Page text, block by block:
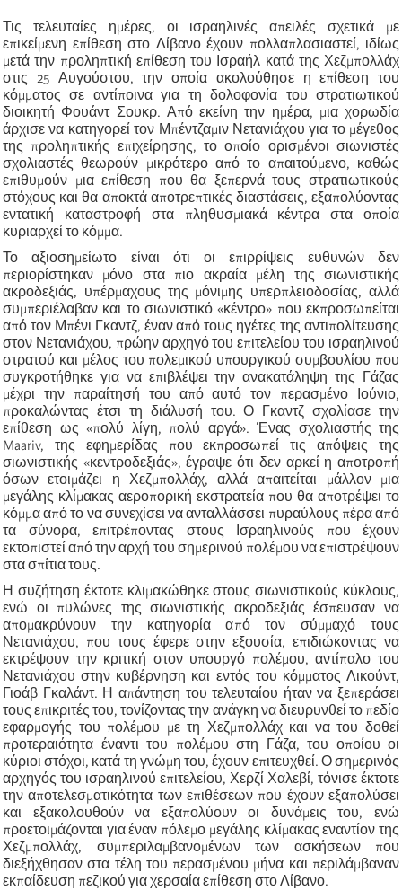
Τις τελευταίες ημέρες, οι ισραηλινές απειλές σχετικά με
επικείμενη επίθεση στο Λίβανο έχουν πολλαπλασιαστεί, ιδίως
μετά την προληπτική επίθεση του Ισραήλ κατά της Χεζμπολλάχ
στις 25 Αυγούστου, την οποία ακολούθησε η επίθεση του
κόμματος σε αντίποινα για τη δολοφονία του στρατιωτικού
διοικητή Φουάντ Σουκρ. Από εκείνη την ημέρα, μια χορωδία
άρχισε να κατηγορεί τον Μπέντζαμιν Νετανιάχου για το μέγεθος
της προληπτικής επιχείρησης, το οποίο ορισμένοι σιωνιστές
σχολιαστές θεωρούν μικρότερο από το απαιτούμενο, καθώς
επιθυμούν μια επίθεση που θα ξεπερνά τους στρατιωτικούς
στόχους και θα αποκτά αποτρεπτικές διαστάσεις, εξαπολύοντας
εντατική καταστροφή στα πληθυσμιακά κέντρα στα οποία
κυριαρχεί το κόμμα.
Το αξιοσημείωτο είναι ότι οι επιρρίψεις ευθυνών δεν
περιορίστηκαν μόνο στα πιο ακραία μέλη της σιωνιστικής
ακροδεξιάς, υπέρμαχους της μόνιμης υπερπλειοδοσίας, αλλά
συμπεριέλαβαν και το σιωνιστικό «κέντρο» που εκπροσωπείται
από τον Μπένι Γκαντζ, έναν από τους ηγέτες της αντιπολίτευσης
στον Νετανιάχου, πρώην αρχηγό του επιτελείου του ισραηλινού
στρατού και μέλος του πολεμικού υπουργικού συμβουλίου που
συγκροτήθηκε για να επιβλέψει την ανακατάληψη της Γάζας
μέχρι την παραίτησή του από αυτό τον περασμένο Ιούνιο,
προκαλώντας έτσι τη διάλυσή του. Ο Γκαντζ σχολίασε την
επίθεση ως «πολύ λίγη, πολύ αργά». Ένας σχολιαστής της
Maariv, της εφημερίδας που εκπροσωπεί τις απόψεις της
σιωνιστικής «κεντροδεξιάς», έγραψε ότι δεν αρκεί η αποτροπή
όσων ετοιμάζει η Χεζμπολλάχ, αλλά απαιτείται μάλλον μια
μεγάλης κλίμακας αεροπορική εκστρατεία που θα αποτρέψει το
κόμμα από το να συνεχίσει να ανταλλάσσει πυραύλους πέρα από
τα σύνορα, επιτρέποντας στους Ισραηλινούς που έχουν
εκτοπιστεί από την αρχή του σημερινού πολέμου να επιστρέψουν
στα σπίτια τους.
Η συζήτηση έκτοτε κλιμακώθηκε στους σιωνιστικούς κύκλους,
ενώ οι πυλώνες της σιωνιστικής ακροδεξιάς έσπευσαν να
απομακρύνουν την κατηγορία από τον σύμμαχό τους
Νετανιάχου, που τους έφερε στην εξουσία, επιδιώκοντας να
εκτρέψουν την κριτική στον υπουργό πολέμου, αντίπαλο του
Νετανιάχου στην κυβέρνηση και εντός του κόμματος Λικούντ,
Γιοάβ Γκαλάντ. Η απάντηση του τελευταίου ήταν να ξεπεράσει
τους επικριτές του, τονίζοντας την ανάγκη να διευρυνθεί το πεδίο
εφαρμογής του πολέμου με τη Χεζμπολλάχ και να του δοθεί
προτεραιότητα έναντι του πολέμου στη Γάζα, του οποίου οι
κύριοι στόχοι, κατά τη γνώμη του, έχουν επιτευχθεί. Ο σημερινός
αρχηγός του ισραηλινού επιτελείου, Χερζί Χαλεβί, τόνισε έκτοτε
την αποτελεσματικότητα των επιθέσεων που έχουν εξαπολύσει
και εξακολουθούν να εξαπολύουν οι δυνάμεις του, ενώ
προετοιμάζονται για έναν πόλεμο μεγάλης κλίμακας εναντίον της
Χεζμπολλάχ, συμπεριλαμβανομένων των ασκήσεων που
διεξήχθησαν στα τέλη του περασμένου μήνα και περιλάμβαναν
εκπαίδευση πεζικού για χερσαία επίθεση στο Λίβανο.